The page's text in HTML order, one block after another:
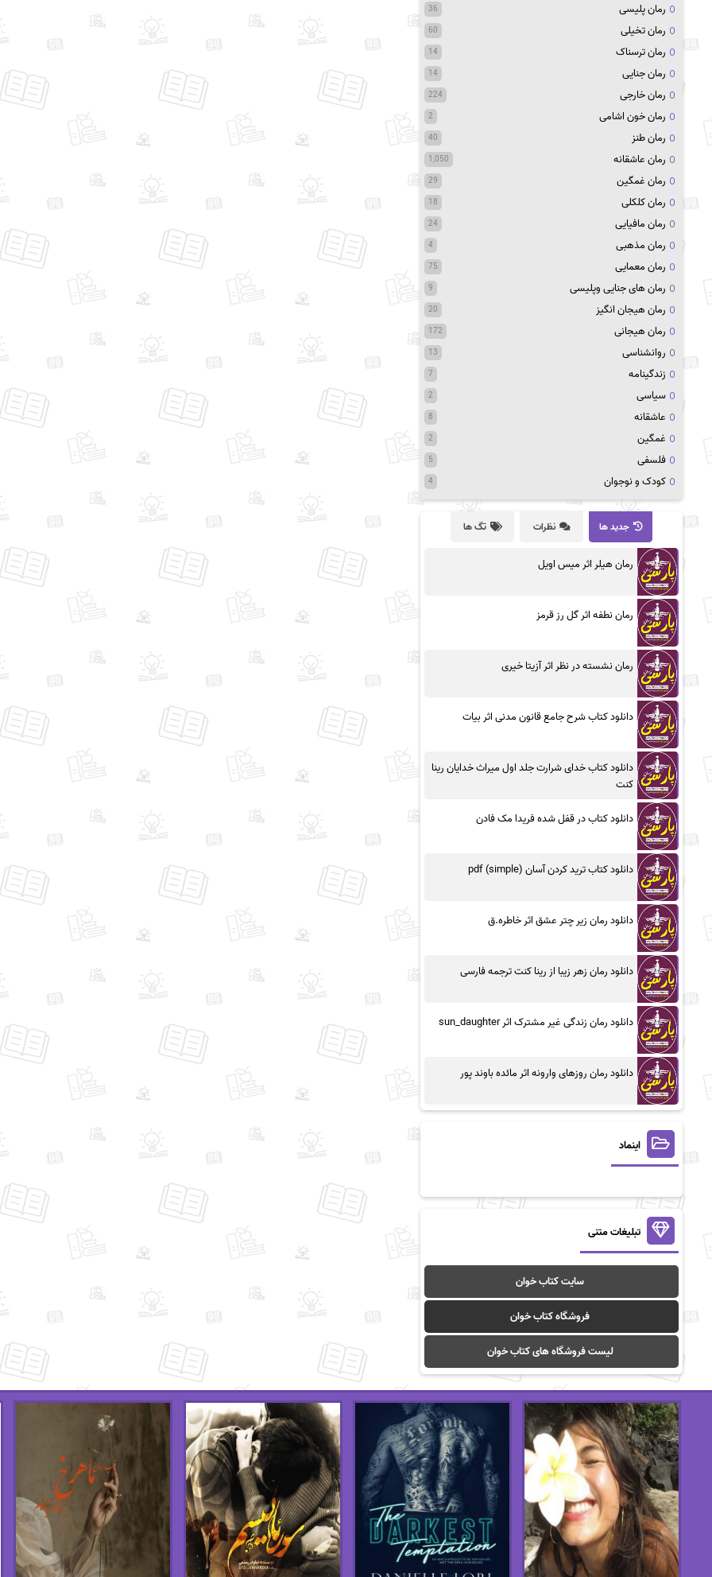
رمان پلیسی 36
رمان تخیلی 60
رمان ترسناک 14
رمان جنایی 14
رمان خارجی 224
رمان خون اشامی 2
رمان طنز 40
رمان عاشقانه 1,050
رمان غمگین 29
رمان کلکلی 18
رمان مافیایی 24
رمان مذهبی 4
رمان معمایی 75
رمان های جنایی وپلیسی 9
رمان هیجان انگیز 20
رمان هیجانی 172
روانشناسی 13
زندگینامه 7
سیاسی 2
عاشقانه 8
غمگین 2
فلسفی 5
کودک و نوجوان 4
جدید ها نظرات تگ ها
رمان هیلر اثر میس اویل
رمان نطفه اثر گل رز قرمز
رمان نشسته در نظر اثر آزیتا خیری
دانلود کتاب شرح جامع قانون مدنی اثر بیات
دانلود کتاب خدای شرارت جلد اول میراث خدایان رینا
کنت
دانلود کتاب در قفل شده فریدا مک فادن
دانلود کتاب ترید کردن آسان (simple) pdf
دانلود رمان زیر چتر عشق اثر خاطره.ق
دانلود رمان زهر زیبا از رینا کنت ترجمه فارسی
دانلود رمان زندگی غیر مشترک اثر sun_daughter
دانلود رمان روزهای وارونه اثر مائده باوند پور
اینماد
تبلیغات متنی
سایت کتاب خوان
فروشگاه کتاب خوان
لیست فروشگاه های کتاب خوان